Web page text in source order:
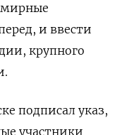
мирные
и ввести
крупного
подписал указ,
участники